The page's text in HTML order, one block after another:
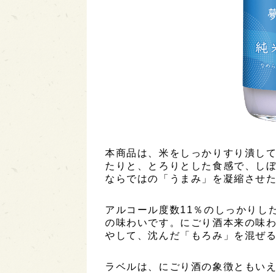
本商品は、米をしっかりすり潰し
たりと、とろりとした食感で、し
ならではの「うまみ」を凝縮させ
アルコール度数11％のしっかりし
の味わいです。にごり酒本来の味
やして、沈んだ「もろみ」を混ぜ
ラベルは、にごり酒の象徴ともい